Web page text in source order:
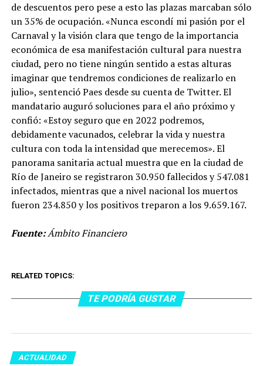
de descuentos pero pese a esto las plazas marcaban sólo
un 35% de ocupación. «Nunca escondí mi pasión por el
Carnaval y la visión clara que tengo de la importancia
económica de esa manifestación cultural para nuestra
ciudad, pero no tiene ningún sentido a estas alturas
imaginar que tendremos condiciones de realizarlo en
julio», sentenció Paes desde su cuenta de Twitter. El
mandatario auguró soluciones para el año próximo y
confió: «Estoy seguro que en 2022 podremos,
debidamente vacunados, celebrar la vida y nuestra
cultura con toda la intensidad que merecemos». El
panorama sanitaria actual muestra que en la ciudad de
Río de Janeiro se registraron 30.950 fallecidos y 547.081
infectados, mientras que a nivel nacional los muertos
fueron 234.850 y los positivos treparon a los 9.659.167.
Fuente:Ámbito Financiero
RELATED TOPICS:
TE PODRÍA GUSTAR
ACTUALIDAD